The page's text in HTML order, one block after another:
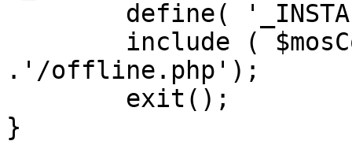
.'/offline.php');
}